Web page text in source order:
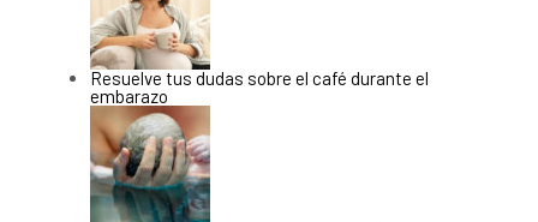
Resuelve tus dudas sobre el café durante el
embarazo